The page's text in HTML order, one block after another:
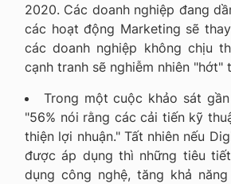
2020. Các doanh nghiệp đang
các hoạt động Marketing sẽ
các doanh nghiệp không chịu
cạnh tranh sẽ nghiễm nhiên "hớt"
Trong một cuộc khảo sát
"56% nói rằng các cải tiến kỹ
thiện lợi nhuận." Tất nhiên nếu
được áp dụng thì những tiêu
dụng công nghệ, tăng khả